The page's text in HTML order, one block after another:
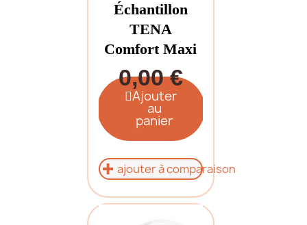
Échantillon
TENA
Comfort Maxi
0,00 €
Ajouter
au
panier
ajouter à comparaison